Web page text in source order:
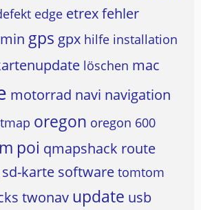
edge etrexfehler
gps gpx hilfe installation
löschen mac
motorrad navi navigation
oregon oregon 600
poi qmapshack route
sd-karte software tomtom
twonav update usb